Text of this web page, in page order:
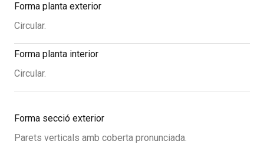
Forma planta exterior
Circular.
Forma planta interior
Circular.
Forma secció exterior
Parets verticals amb coberta pronunciada.